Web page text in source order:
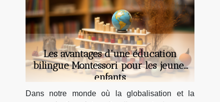
Les avantages d'une éducation
bilingue Montessori pour les jeunes
enfants
Dans notre monde où la globalisation et la